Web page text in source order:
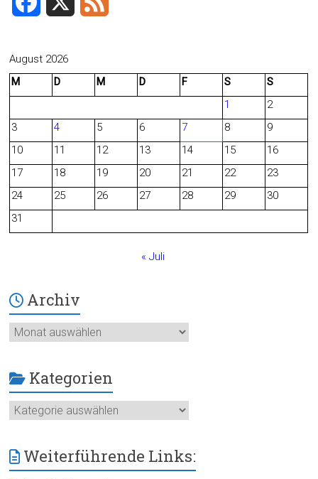
c
b
o
August 2026
M
D M D F S
S
1
2
3
4 5 6 7 8
9
10
11 12 13 14 15
16
17
18 19 20 21 22
23
24
25 26 27 28 29
30
31
« Juli
Archiv
Archiv
Kategorien
Kategorien
Weiterführende Links: